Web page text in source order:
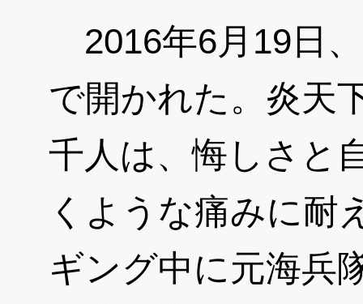
2016年6月19日
で開かれた。炎天
千人は、悔しさと
くような痛みに耐
ギング中に元海兵